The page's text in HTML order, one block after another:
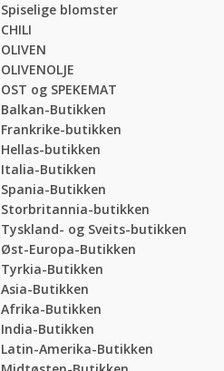
Spiselige blomster
CHILI
OLIVEN
OLIVENOLJE
OST og SPEKEMAT
Balkan-Butikken
Frankrike-butikken
Hellas-butikken
Italia-Butikken
Spania-Butikken
Storbritannia-butikken
Tyskland- og Sveits-butikken
Øst-Europa-Butikken
Tyrkia-Butikken
Asia-Butikken
Afrika-Butikken
India-Butikken
Latin-Amerika-Butikken